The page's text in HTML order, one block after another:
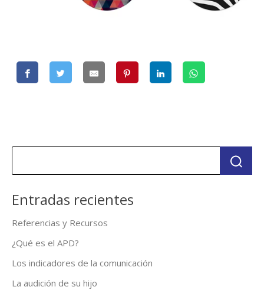
Entradas recientes
Referencias y Recursos
¿Qué es el APD?
Los indicadores de la comunicación
La audición de su hijo